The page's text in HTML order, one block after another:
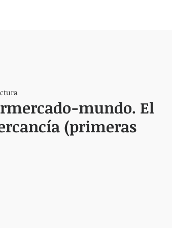
mundo. El
(primeras